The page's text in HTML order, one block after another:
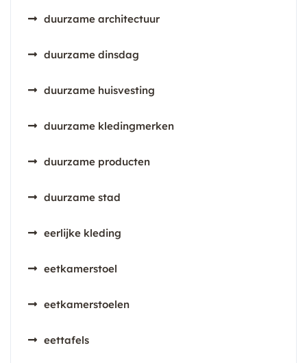
duurzame architectuur
duurzame dinsdag
duurzame huisvesting
duurzame kledingmerken
duurzame producten
duurzame stad
eerlijke kleding
eetkamerstoel
eetkamerstoelen
eettafels